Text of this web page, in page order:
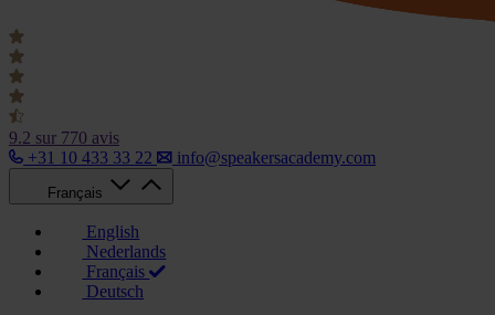
9.2 sur 770 avis
+31 10 433 33 22
info@speakersacademy.com
Français
English
Nederlands
Français
Deutsch